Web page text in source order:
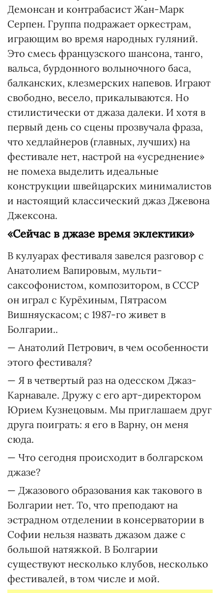
Демонсан и контрабасист Жан-Марк
Серпен. Группа подражает оркестрам,
играющим во время народных гуляний.
Это смесь французского шансона, танго,
вальса, бурдонного волыночного баса,
балканских, клезмерских напевов. Играют
свободно, весело, прикалываются. Но
стилистически от джаза далеки. И хотя в
первый день со сцены прозвучала фраза,
что хедлайнеров (главных, лучших) на
фестивале нет, настрой на «усреднение»
не помеха выделить идеальные
конструкции швейцарских минималистов
и настоящий классический джаз Джевона
Джексона.
«Сейчас в джазе время эклектики»
В кулуарах фестиваля завелся разговор с
Анатолием Вапировым, мульти-
саксофонистом, композитором, в СССР
он играл с Курёхиным, Пятрасом
Вишняускасом; с 1987-го живет в
Болгарии..
— Анатолий Петрович, в чем особенности
этого фестиваля?
— Я в четвертый раз на одесском Джаз-
Карнавале. Дружу с его арт-директором
Юрием Кузнецовым. Мы приглашаем друг
друга поиграть: я его в Варну, он меня
сюда.
— Что сегодня происходит в болгарском
джазе?
— Джазового образования как такового в
Болгарии нет. То, что преподают на
эстрадном отделении в консерватории в
Софии нельзя назвать джазом даже с
большой натяжкой. В Болгарии
существуют несколько клубов, несколько
фестивалей, в том числе и мой.